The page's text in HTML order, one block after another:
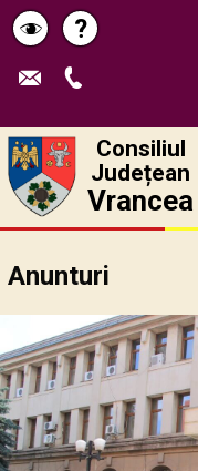
Schimbă
contrastul
Pagina
de
?
Consiliul
Județean
Vrancea
Anunturi